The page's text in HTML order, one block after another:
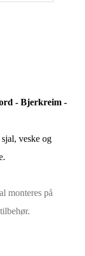
- Bjerkreim -
veske og
monteres på